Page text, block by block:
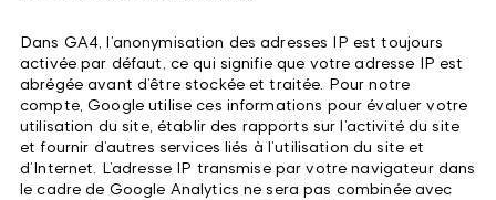
Dans GA4, l’anonymisation des adresses IP est toujours
activée par défaut, ce qui signifie que votre adresse IP est
abrégée avant d’être stockée et traitée. Pour notre
compte, Google utilise ces informations pour évaluer votre
utilisation du site, établir des rapports sur l’activité du site
et fournir d’autres services liés à l’utilisation du site et
d’Internet. L’adresse IP transmise par votre navigateur dans
le cadre de Google Analytics ne sera pas combinée avec